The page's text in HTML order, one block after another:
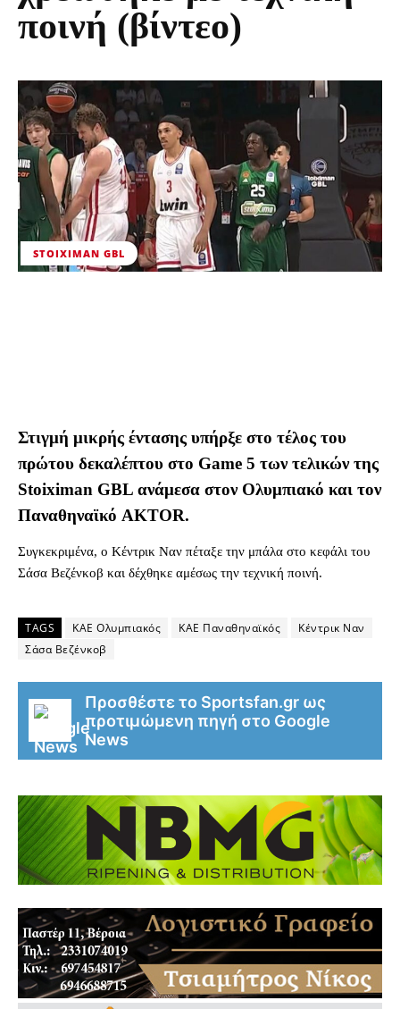
ποινή (βίντεο)
STOIXIMAN GBL
Στιγμή μικρής έντασης υπήρξε στο τέλος του
πρώτου δεκαλέπτου στο Game 5 των τελικών της
Stoiximan GBL ανάμεσα στον Ολυμπιακό και τον
Παναθηναϊκό AKTOR.
Συγκεκριμένα, ο Κέντρικ Ναν πέταξε την μπάλα στο κεφάλι του
Σάσα Βεζένκοβ και δέχθηκε αμέσως την τεχνική ποινή.
TAGS ΚΑΕ Ολυμπιακός ΚΑΕ Παναθηναϊκός
Κέντρικ Ναν
Σάσα Βεζένκοβ
Προσθέστε το Sportsfan.gr ως
προτιμώμενη πηγή στο Google
News